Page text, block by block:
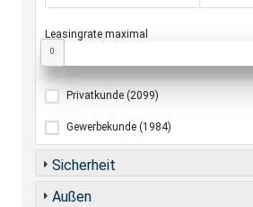
Leasingrate maximal
0
Privatkunde (2099)
Gewerbekunde (1984)
Sicherheit
Außen